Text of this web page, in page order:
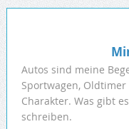
Autos sind meine
Sportwagen,
Charakter. Was gibt
schreiben.